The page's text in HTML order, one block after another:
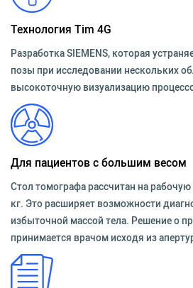
Технология Tim 4G
Разработка SIEMENS, которая
позы при исследовании нескольких
высокоточную визуализацию
Для пациентов с большим весом
Стол томографа рассчитан на
кг. Это расширяет возможности
избыточной массой тела. Решение о
принимается врачом исходя из